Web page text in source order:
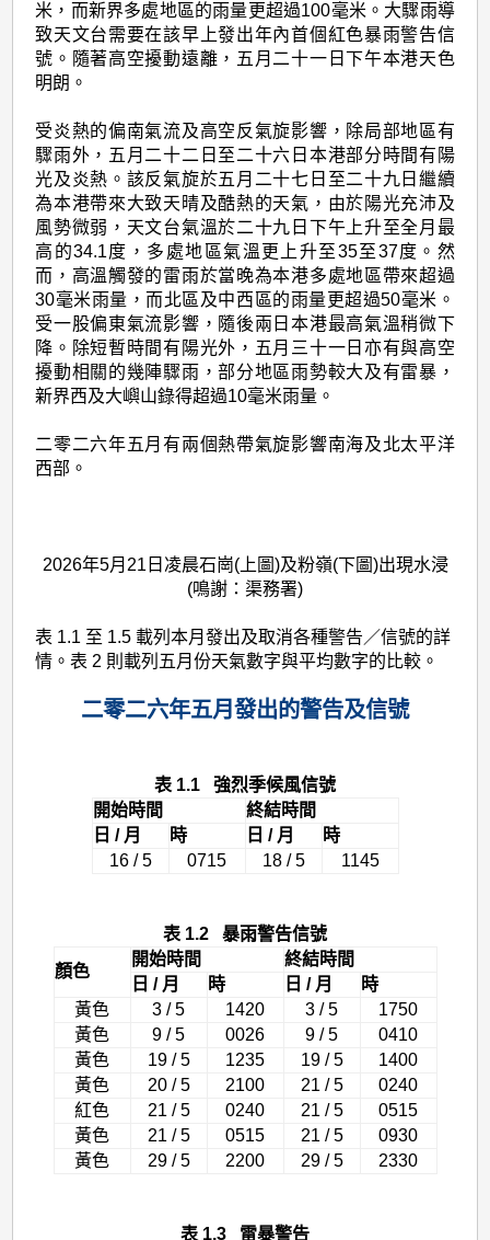
米，而新界多處地區的雨量更超過100毫米。大驟雨導
致天文台需要在該早上發出年內首個紅色暴雨警告信
號。隨著高空擾動遠離，五月二十一日下午本港天色
明朗。
受炎熱的偏南氣流及高空反氣旋影響，除局部地區有
驟雨外，五月二十二日至二十六日本港部分時間有陽
光及炎熱。該反氣旋於五月二十七日至二十九日繼續
為本港帶來大致天晴及酷熱的天氣，由於陽光充沛及
風勢微弱，天文台氣溫於二十九日下午上升至全月最
高的34.1度，多處地區氣溫更上升至35至37度。然
而，高溫觸發的雷雨於當晚為本港多處地區帶來超過
30毫米雨量，而北區及中西區的雨量更超過50毫米。
受一股偏東氣流影響，隨後兩日本港最高氣溫稍微下
降。除短暫時間有陽光外，五月三十一日亦有與高空
擾動相關的幾陣驟雨，部分地區雨勢較大及有雷暴，
新界西及大嶼山錄得超過10毫米雨量。
二零二六年五月有兩個熱帶氣旋影響南海及北太平洋
西部。
2026年5月21日凌晨石崗(上圖)及粉嶺(下圖)出現水浸
(鳴謝：渠務署)
表 1.1 至 1.5 載列本月發出及取消各種警告／信號的詳
情。表 2 則載列五月份天氣數字與平均數字的比較。
二零二六年五月發出的警告及信號
表 1.1 強烈季候風信號
開始時間
終結時間
日 / 月
時 日 / 月
時
16 / 5
0715 18 / 5 1145
表 1.2 暴雨警告信號
顏色
開始時間
終結時間
日 / 月
時 日 / 月
時
黃色
3 / 5 1420 3 / 5
1750
黃色
9 / 5 0026 9 / 5
0410
黃色
19 / 5 1235 19 / 5
1400
黃色
20 / 5 2100 21 / 5
0240
紅色
21 / 5 0240 21 / 5
0515
黃色
21 / 5 0515 21 / 5
0930
黃色
29 / 5 2200 29 / 5 2330
表 1.3 雷暴警告